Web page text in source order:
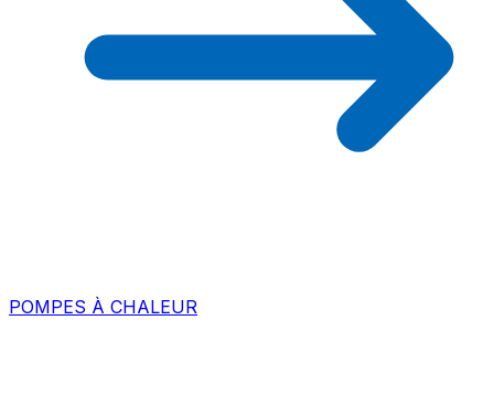
POMPES À CHALEUR